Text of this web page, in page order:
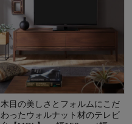
木目の美しさとフォルムにこだ
わったウォルナット材のテレビ